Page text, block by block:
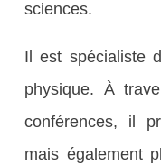
sciences.
Il est spécialiste
physique. À
conférences, il
mais également